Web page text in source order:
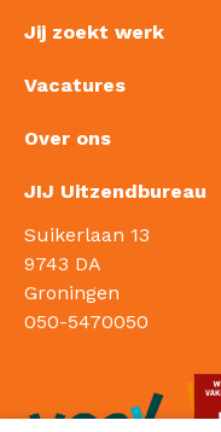
Jij zoekt werk
Vacatures
Over ons
JIJ Uitzendbureau
Suikerlaan 13
9743 DA
Groningen
050-5470050